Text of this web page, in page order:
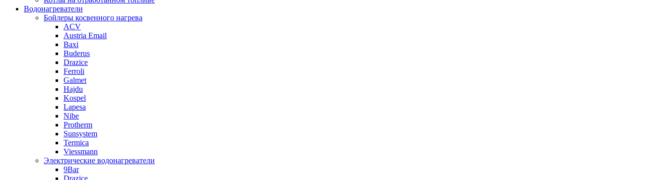
Водонагреватели
Бойлеры косвенного нагрева
ACV
Austria Email
Baxi
Buderus
Drazice
Ferroli
Galmet
Hajdu
Kospel
Lapesa
Nibe
Protherm
Sunsystem
Termica
Viessmann
Электрические водонагреватели
9Bar
Drazice